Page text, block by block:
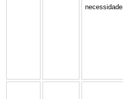
necessidade.